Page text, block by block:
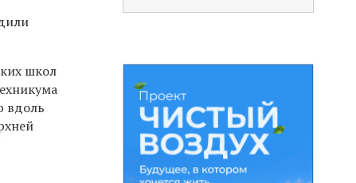
школ
вдоль